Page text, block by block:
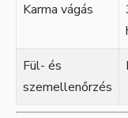
Karma vágás
Fül- és
szemellenőrzés